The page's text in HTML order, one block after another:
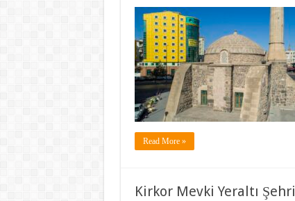
Read More »
Kirkor Mevki Yeraltı Şehri